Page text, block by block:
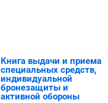
Книга выдачи и приема
специальных средств,
индивидуальной
бронезащиты и
активной обороны